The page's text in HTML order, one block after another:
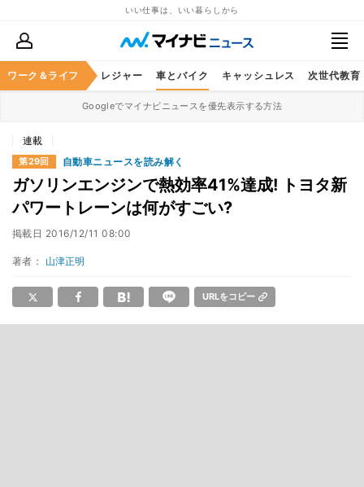
いい仕事は、いい暮らしから
ワーク＆ライフ
スケア グルメ レジャー 車とバイク キャッシュレス 次世代教育
Googleでマイナビニュースを優先表示する方法
連載
第29回 自動車ニュースを読み解く
ガソリンエンジンで熱効率41%達成! トヨタ新
パワートレーンは何がすごい?
掲載日 2016/12/11 08:00
著者： 山津正明
URLをコピー